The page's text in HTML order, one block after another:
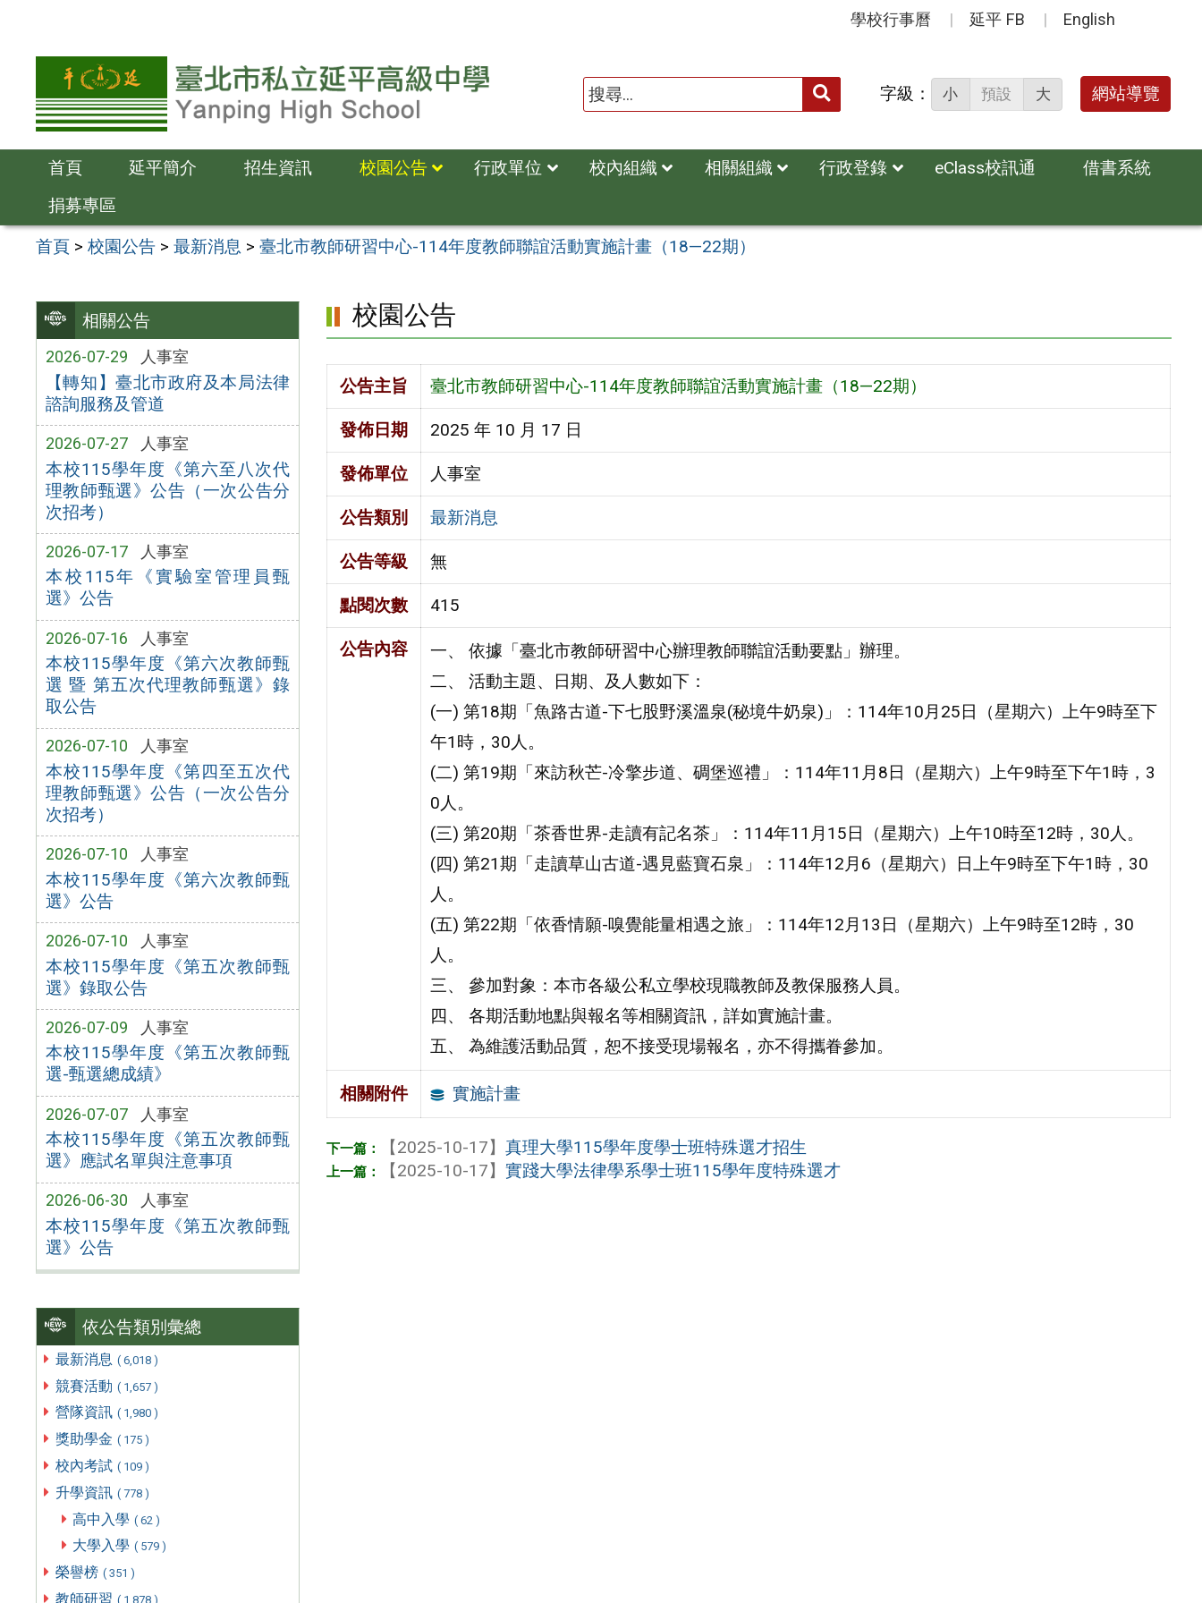
容
學校行事曆 延平 FB English
送出 字級： 小 預設 大 網站導覽
首頁 延平簡介 招生資訊 校園公告 行政單位 校內組織 相關組織 行政登錄 eClass校訊通
借書系統
捐募專區
首頁 >校園公告 >最新消息 >臺北市教師研習中心-114年度教師聯誼活動實施計畫（18—22期）
相關公告
2026-07-29 人事室
【轉知】臺北市政府及本局法律
諮詢服務及管道
2026-07-27 人事室
本校115學年度《第六至八次代
理教師甄選》公告（一次公告分
次招考）
2026-07-17 人事室
本校115年《實驗室管理員甄
選》公告
2026-07-16 人事室
本校115學年度《第六次教師甄
選 暨 第五次代理教師甄選》錄
取公告
2026-07-10 人事室
本校115學年度《第四至五次代
理教師甄選》公告（一次公告分
次招考）
2026-07-10 人事室
本校115學年度《第六次教師甄
選》公告
2026-07-10 人事室
本校115學年度《第五次教師甄
選》錄取公告
2026-07-09 人事室
本校115學年度《第五次教師甄
選-甄選總成績》
2026-07-07 人事室
本校115學年度《第五次教師甄
選》應試名單與注意事項
2026-06-30 人事室
本校115學年度《第五次教師甄
選》公告
依公告類別彙總
最新消息 ( 6,018 )
競賽活動 ( 1,657 )
營隊資訊 ( 1,980 )
獎助學金 ( 175 )
校內考試 ( 109 )
升學資訊 ( 778 )
高中入學 ( 62 )
大學入學 ( 579 )
榮譽榜 ( 351 )
教師研習 ( 1,878 )
校園公告
公告主旨 臺北市教師研習中心-114年度教師聯誼活動實施計畫（18—22期）
發佈日期 2025 年 10 月 17 日
發佈單位 人事室
公告類別 最新消息
公告等級 無
點閱次數 415
公告內容
一、 依據「臺北市教師研習中心辦理教師聯誼活動要點」辦理。
二、 活動主題、日期、及人數如下：
(一) 第18期「魚路古道-下七股野溪溫泉(秘境牛奶泉)」：114年10月25日（星期六）上午9時至下
午1時，30人。
(二) 第19期「來訪秋芒-冷擎步道、碉堡巡禮」：114年11月8日（星期六）上午9時至下午1時，3
0人。
(三) 第20期「茶香世界-走讀有記名茶」：114年11月15日（星期六）上午10時至12時，30人。
(四) 第21期「走讀草山古道-遇見藍寶石泉」：114年12月6（星期六）日上午9時至下午1時，30
人。
(五) 第22期「依香情願-嗅覺能量相遇之旅」：114年12月13日（星期六）上午9時至12時，30
人。
三、 參加對象：本市各級公私立學校現職教師及教保服務人員。
四、 各期活動地點與報名等相關資訊，詳如實施計畫。
五、 為維護活動品質，恕不接受現場報名，亦不得攜眷參加。
相關附件 實施計畫
【2025-10-17】真理大學115學年度學士班特殊選才招生
【2025-10-17】實踐大學法律學系學士班115學年度特殊選才